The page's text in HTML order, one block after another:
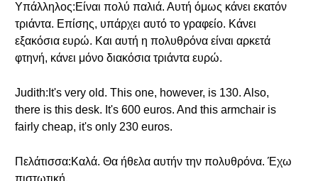
Υπάλληλος:Είναι πολύ παλιά. Αυτή όμως κάνει εκατόν
τριάντα. Επίσης, υπάρχει αυτό το γραφείο. Κάνει
εξακόσια ευρώ. Και αυτή η πολυθρόνα είναι αρκετά
φτηνή, κάνει μόνο διακόσια τριάντα ευρώ.
Judith:It's very old. This one, however, is 130. Also,
there is this desk. It's 600 euros. And this armchair is
fairly cheap, it's only 230 euros.
Πελάτισσα:Καλά. Θα ήθελα αυτήν την πολυθρόνα. Έχω
πιστωτική.